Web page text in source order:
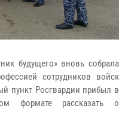
будущего» вновь собрала
сотрудников войск
пункт Росгвардии прибыл в
формате рассказать о